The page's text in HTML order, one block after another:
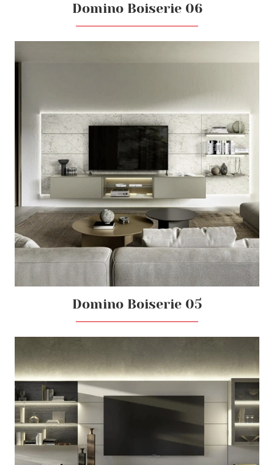
Domino Boiserie 06
Domino Boiserie 05